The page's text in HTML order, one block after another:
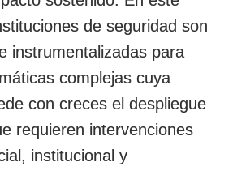
de seguridad son
instrumentalizadas para
complejas cuya
con creces el despliegue
requieren intervenciones
institucional y